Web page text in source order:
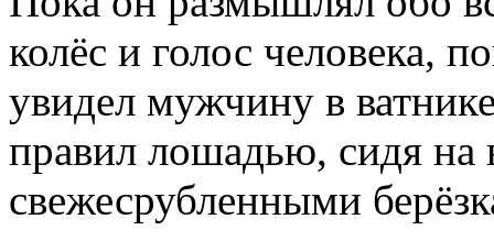
колёс и голос человека,
увидел мужчину в
правил лошадью, сидя на
свежесрубленными